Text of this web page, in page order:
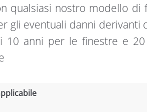
qualsiasi nostro modello di
gli eventuali danni derivanti
10 anni per le finestre e